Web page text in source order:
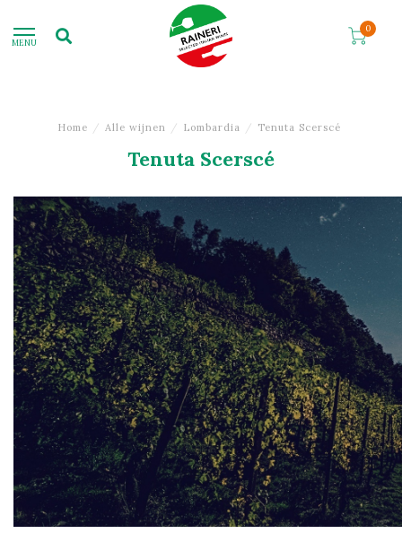
MENU
0
Home / Alle wijnen / Lombardia / Tenuta Scerscé
Tenuta Scerscé